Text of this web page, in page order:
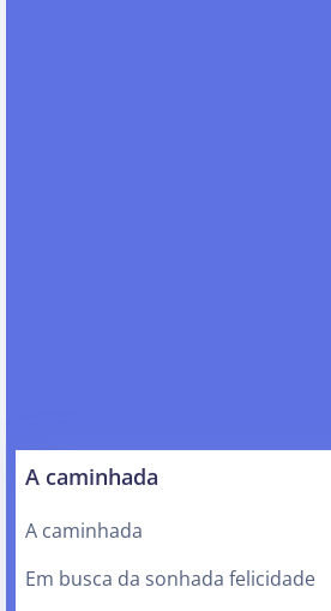
A caminhada
A caminhada
Em busca da sonhada felicidade